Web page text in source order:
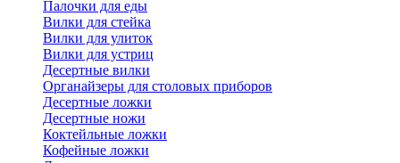
Палочки для еды
Вилки для стейка
Вилки для улиток
Вилки для устриц
Десертные вилки
Органайзеры для столовых приборов
Десертные ложки
Десертные ножи
Коктейльные ложки
Кофейные ложки